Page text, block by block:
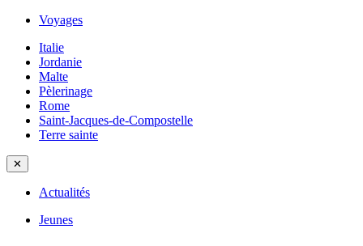
Voyages
Italie
Jordanie
Malte
Pèlerinage
Rome
Saint-Jacques-de-Compostelle
Terre sainte
✕
Actualités
Jeunes